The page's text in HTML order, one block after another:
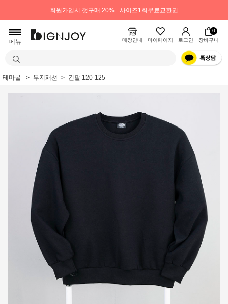
회원가입시 첫구매 20% 사이즈1회무료교환권
메뉴 매장안내 마이페이지 로그인
0
장바구니
테마몰 무지패션 긴팔 120-125